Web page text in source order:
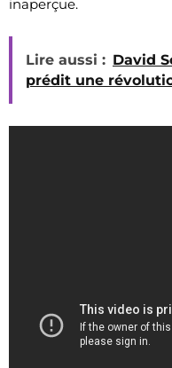
inaperçue.
Lire aussi : David
prédit une